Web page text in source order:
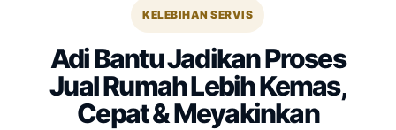
KELEBIHAN SERVIS
Adi Bantu Jadikan Proses
Jual Rumah Lebih Kemas,
Cepat & Meyakinkan